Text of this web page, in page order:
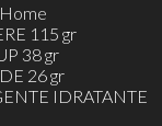
115 gr
38 gr
26 gr
IDRATANTE